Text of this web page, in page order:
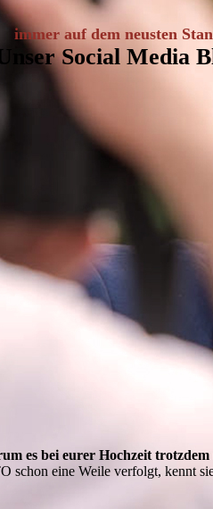
immer auf dem neusten
Social Media
es bei eurer Hochzeit
schon eine Weile verfolgt, kennt